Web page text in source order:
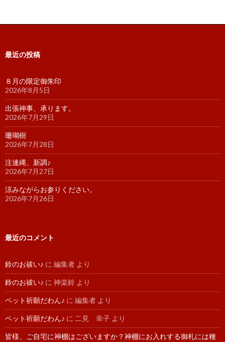
最近の投稿
８月の限定御朱印
2026年8月5日
出張神事、承ります。
2026年7月29日
珊瑚樹
2026年7月28日
注連縄、新調♪
2026年7月27日
涼みながらお参りください。
2026年7月26日
最近のコメント
鈴のお祓い♪ に 編集者 より
鈴のお祓い♪ に 神楽鈴 より
ペット祈願だわん♪ に 編集者 より
ペット祈願だわん♪ に 二見 幸子 より
皆様、ご自宅に神棚はございますか？神棚にお入れする御札には種